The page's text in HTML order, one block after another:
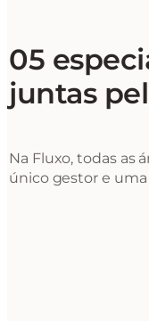
05
juntas
Na Fluxo, todas as
único gestor e